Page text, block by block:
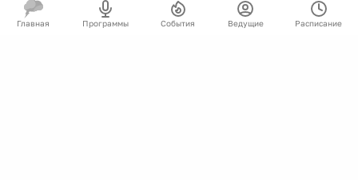
Главная Программы События Ведущие Расписание